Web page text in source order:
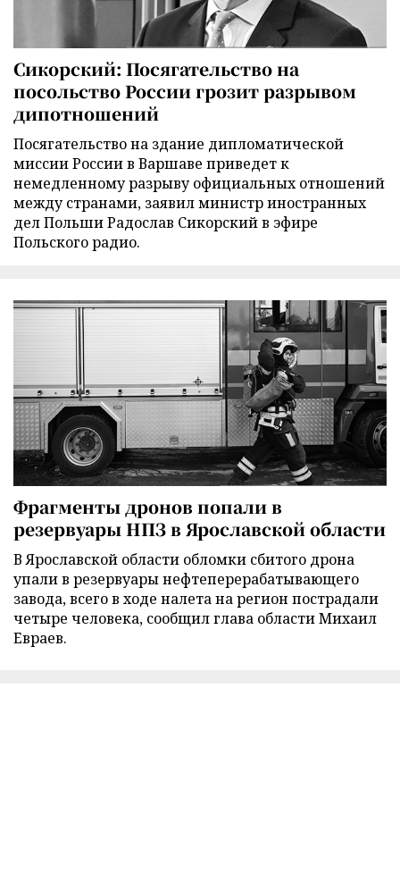
Сикорский: Посягательство на
посольство России грозит разрывом
дипотношений
Посягательство на здание дипломатической
миссии России в Варшаве приведет к
немедленному разрыву официальных отношений
между странами, заявил министр иностранных
дел Польши Радослав Сикорский в эфире
Польского радио.
Фрагменты дронов попали в
резервуары НПЗ в Ярославской области
В Ярославской области обломки сбитого дрона
упали в резервуары нефтеперерабатывающего
завода, всего в ходе налета на регион пострадали
четыре человека, сообщил глава области Михаил
Евраев.